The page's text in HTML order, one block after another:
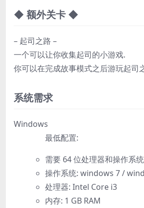
◆ 额外关卡 ◆
– 起司之路 –
一个可以让你收集起司的小游戏.
你可以在完成故事模式之后游玩起司
系统需求
Windows
最低配置:
需要 64 位处理器和操作系统
操作系统: windows 7 /
处理器: Intel Core i3
内存: 1 GB RAM